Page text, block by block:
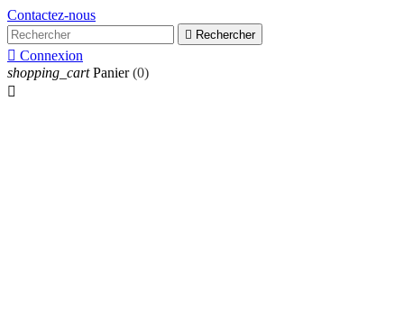
Contactez-nous
 Rechercher
 Connexion
shopping_cart Panier (0)
